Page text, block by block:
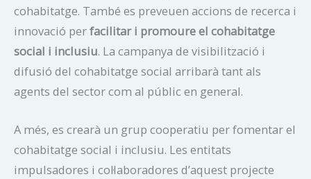
cohabitatge. També es preveuen accions de recerca i
innovació perfacilitar i promoure el cohabitatge
social i inclusiu. La campanya de visibilització i
difusió del cohabitatge social arribarà tant als
agents del sector com al públic en general.
A més, es crearà un grup cooperatiu per fomentar el
cohabitatge social i inclusiu. Les entitats
impulsadores i col·laboradores d’aquest projecte